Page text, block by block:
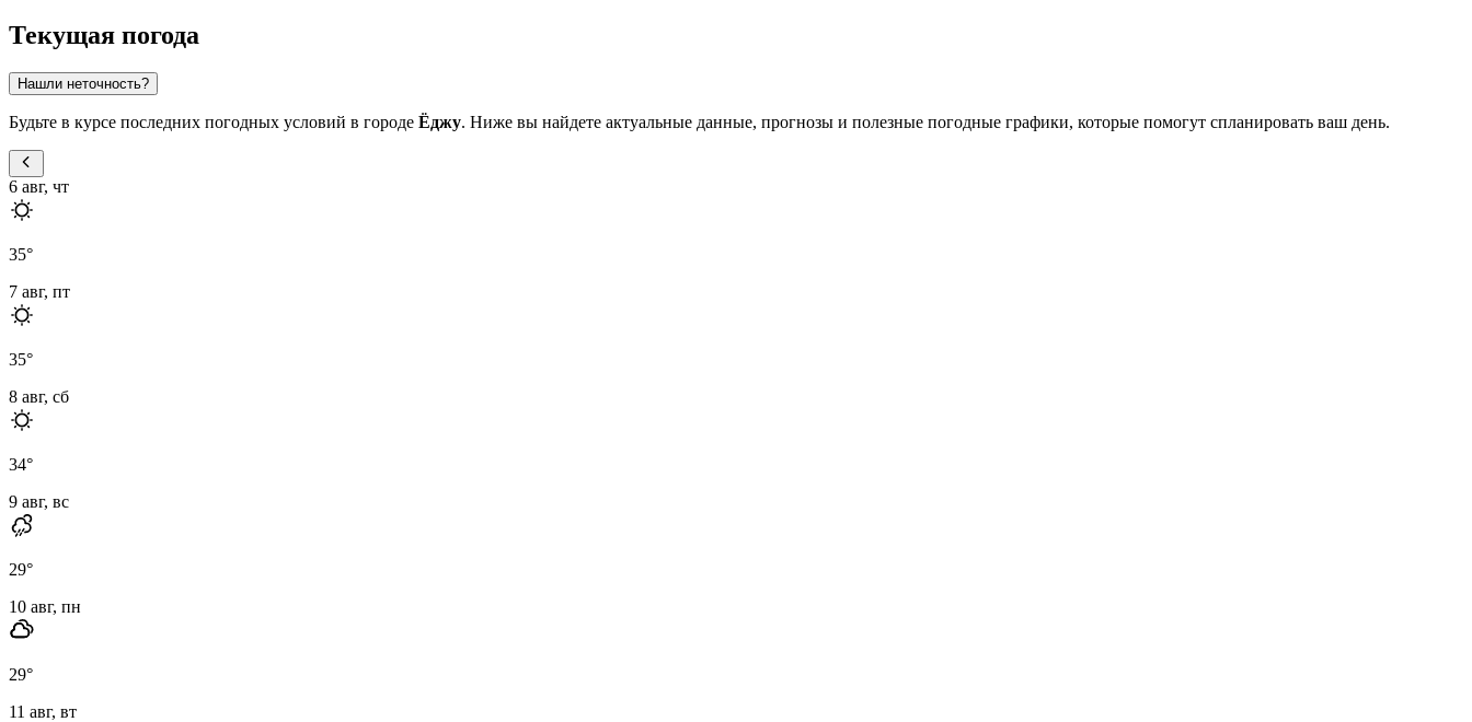
Текущая погода
Нашли неточность?
Будьте в курсе последних погодных условий в городе Ёджу. Ниже вы найдете актуальные данные, прогнозы и полезные погодные графики, которые помогут спланировать ваш день.
6 авг, чт
35°
7 авг, пт
35°
8 авг, сб
34°
9 авг, вс
29°
10 авг, пн
29°
11 авг, вт